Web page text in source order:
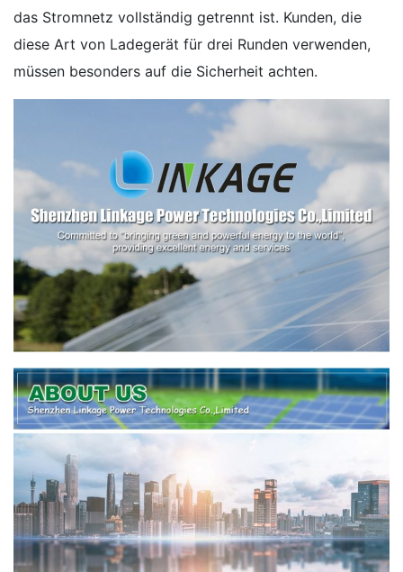
das Stromnetz vollständig getrennt ist. Kunden, die
diese Art von Ladegerät für drei Runden verwenden,
müssen besonders auf die Sicherheit achten.